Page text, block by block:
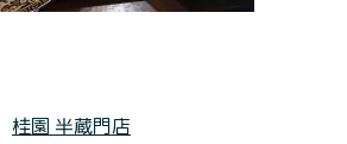
桂園 半蔵門店